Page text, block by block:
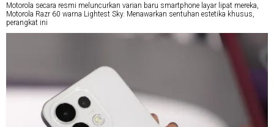
Motorola secara resmi meluncurkan varian baru smartphone layar lipat mereka,
Motorola Razr 60 warna Lightest Sky. Menawarkan sentuhan estetika khusus,
perangkat ini